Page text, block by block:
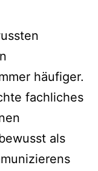
häufiger.
fachliches
als